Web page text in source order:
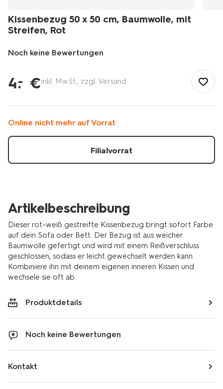
Kissenbezug 50 x 50 cm, Baumwolle, mit
Streifen, Rot
Noch keine Bewertungen
de/wohnen/wohnaccessoires/kissen-
kissenbezuege/kissenbezug-
x-
50-
baumwolle-
streifen-
4.
– €inkl. MwSt., zzgl. Versand
Online nicht mehr auf Vorrat
Filialvorrat
Artikelbeschreibung
Dieser rot-weiß gestreifte Kissenbezug bringt sofort Farbe
auf dein Sofa oder Bett. Der Bezug ist aus weicher
Baumwolle gefertigt und wird mit einem Reißverschluss
geschlossen, sodass er leicht gewechselt werden kann.
Kombiniere ihn mit deinem eigenen inneren Kissen und
wechsele sie oft ab.
Produktdetails
Noch keine Bewertungen
Kontakt